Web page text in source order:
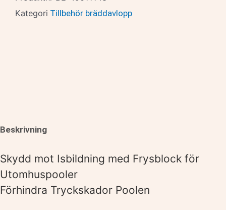
Kategori Tillbehör bräddavlopp
Beskrivning
Skydd mot Isbildning med Frysblock för
Utomhuspooler
Förhindra Tryckskador Poolen